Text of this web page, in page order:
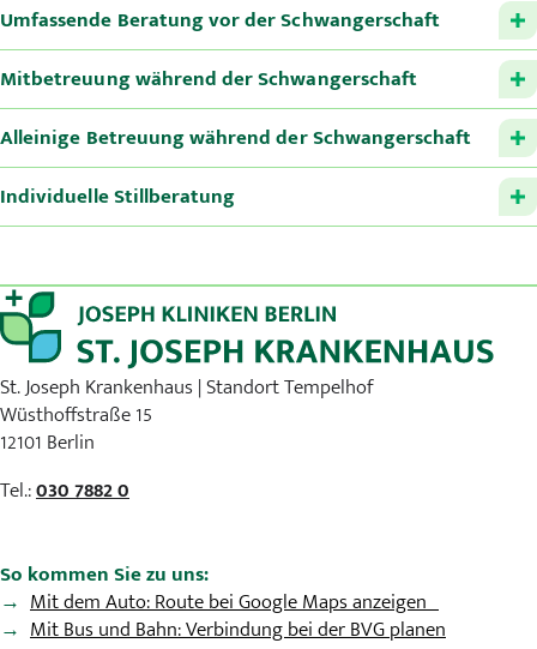
Umfassende Beratung vor der Schwangerschaft
Mitbetreuung während der Schwangerschaft
Alleinige Betreuung während der Schwangerschaft
Individuelle Stillberatung
St. Joseph Krankenhaus | Standort Tempelhof
Wüsthoffstraße 15
12101 Berlin
Tel.:030 7882 0
So kommen Sie zu uns:
Mit dem Auto: Route bei Google Maps anzeigen
Mit Bus und Bahn: Verbindung bei der BVG planen